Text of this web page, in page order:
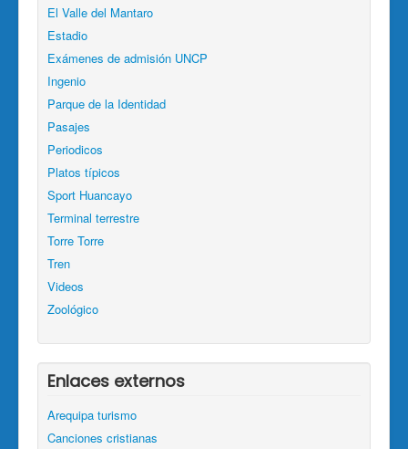
El Valle del Mantaro
Estadio
Exámenes de admisión UNCP
Ingenio
Parque de la Identidad
Pasajes
Periodicos
Platos típicos
Sport Huancayo
Terminal terrestre
Torre Torre
Tren
Videos
Zoológico
Enlaces externos
Arequipa turismo
Canciones cristianas